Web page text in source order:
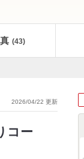
(43)
2026/04/22 更新
コー